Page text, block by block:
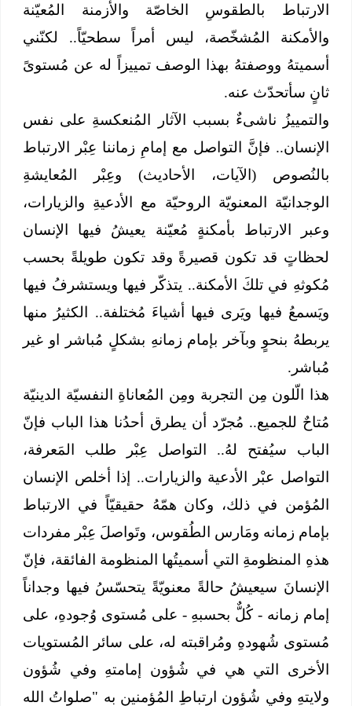
الارتباط بالطقوسِ الخاصّة والأزمنة المُعيّنة
والأمكنة المُشخّصة، ليس أمراً سطحيّاً.. لكنّني
أسميتهُ ووصفتهُ بهذا الوصف تمييزاً له عن مُستوىً
ثانٍ سأتحدّث عنه.
والتمييزُ ناشىءٌ بسبب الآثار المُنعكسةِ على نفس
الإنسان.. فإنَّ التواصل مع إمامِ زماننا عِبْر الارتباط
بالنُصوص (الآيات، الأحاديث) وعِبْر المُعايشةِ
الوجدانيّة المعنويّة الروحيّة مع الأدعيةِ والزيارات،
وعبر الارتباط بأمكنةٍ مُعيّنة يعيشُ فيها الإنسان
لحظاتٍ قد تكون قصيرةً وقد تكون طويلةً بحسب
مُكوثهِ في تلكَ الأمكنة.. يتذكّر فيها ويستشرفُ فيها
ويَسمعُ فيها ويَرى فيها أشياءَ مُختلفة.. الكثيرُ منها
يربطهُ بنحوٍ وبآخر بإمام زمانهِ بشكلٍ مُباشر او غير
مُباشر.
هذا الّلون مِن التجربة ومِن المُعاناةِ النفسيّة الدينيّة
مُتاحٌ للجميع.. مُجرّد أن يطرق أحدُنا هذا الباب فإنّ
الباب سيُفتح لهُ.. التواصل عِبْر طلب المَعرفة،
التواصل عبْر الأدعية والزيارات.. إذا أخلص الإنسان
المُؤمن في ذلك، وكان همّهُ حقيقيّاً في الارتباط
بإمام زمانه ومَارس الطُقوس، وتَواصلَ عِبْر مفردات
هذهِ المنظومةِ التي أسميتُها المنظومة الفائقة، فإنّ
الإنسانَ سيعيشُ حالةً معنويّةً يتحسّسُ فيها وجداناً
إمام زمانه - كُلٌّ بحسبهِ - على مُستوى وُجودهِ، على
مُستوى شُهودهِ ومُراقبته له، على سائر المُستويات
الأخرى التي هي في شُؤون إمامتهِ وفي شُؤون
ولايتهِ وفي شُؤون ارتباطِ المُؤمنين به "صلواتُ الله